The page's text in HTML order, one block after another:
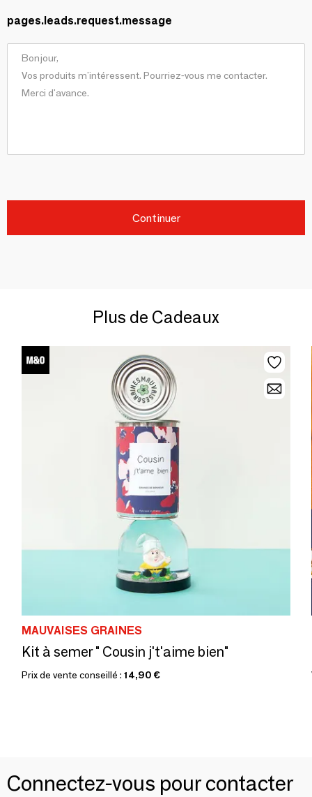
pages.leads.request.message
Continuer
Plus de Cadeaux
MAUVAISES GRAINES
Kit à semer " Cousin j't'aime bien"
Prix de vente conseillé : 14,90 €
Connectez-vous pour contacter